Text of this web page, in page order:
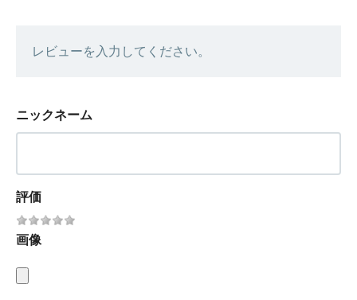
レビューを入力してください。
ニックネーム
評価
画像